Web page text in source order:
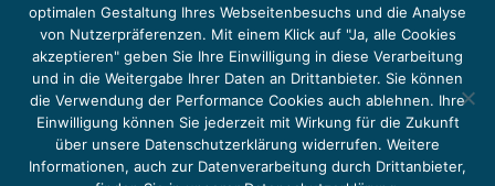
Das Projekt YOUNG ENERGY EUROPE wird gefördert durch die Europäische Klimaschutzinitiative (EUKI).
Die EUKI ist ein Förderinstrument des deutschen Bundesministeriums für Umwelt, Klimaschutz,
Naturschutz und nukleare Sicherheit (BMUKN). Übergeordnetes Ziel der EUKI ist eine Intensivierung des
grenzüberschreitenden Dialogs sowie des Wissens- und Erfahrungsaustauschs in der Europäischen Union,
um gemeinsam die Umsetzung des Paris Abkommens voranzutreiben.
optimalen Gestaltung Ihres Webseitenbesuchs und die Analyse
von Nutzerpräferenzen. Mit einem Klick auf "Ja, alle Cookies
akzeptieren" geben Sie Ihre Einwilligung in diese Verarbeitung
und in die Weitergabe Ihrer Daten an Drittanbieter. Sie können
die Verwendung der Performance Cookies auch ablehnen. Ihre
Einwilligung können Sie jederzeit mit Wirkung für die Zukunft
über unsere Datenschutzerklärung widerrufen. Weitere
Informationen, auch zur Datenverarbeitung durch Drittanbieter,